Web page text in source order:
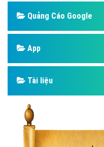
Quảng Cáo Google
App
Tài liệu